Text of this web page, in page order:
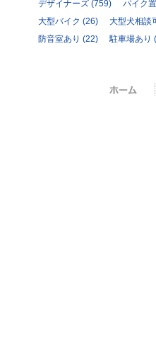
デザイナーズ (759) バイク
大型バイク (26) 大型犬相談
防音室あり (22) 駐車場あり